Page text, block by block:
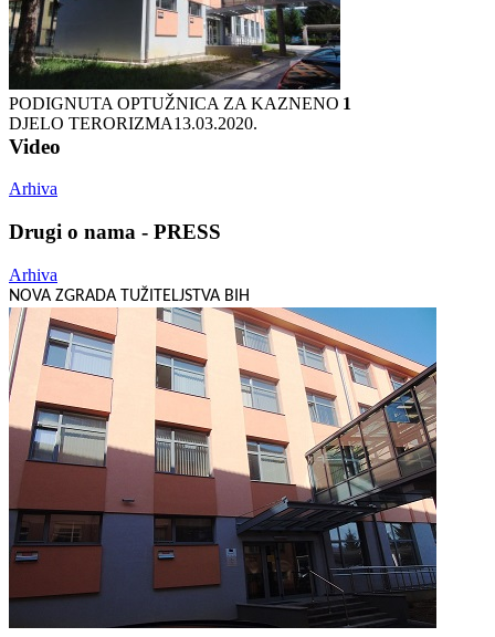
PODIGNUTA OPTUŽNICA ZA KAZNENO
DJELO TERORIZMA13.03.2020.
1
Video
Arhiva
Drugi o nama - PRESS
Arhiva
NOVA ZGRADA TUŽITELJSTVA BIH